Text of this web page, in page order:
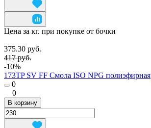
Цена за кг. при покупке от бочки
375.30 руб.
417 руб.
-10%
173TP SV FF Смола ISO NPG полиэфирная
0
0
В корзину